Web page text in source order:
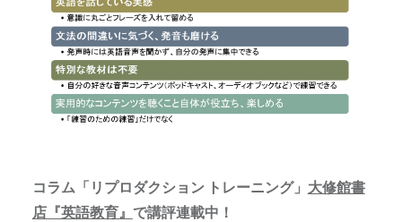
コラム「リプロダクション トレーニング」 大修館書
店『英語教育』 で講評連載中！